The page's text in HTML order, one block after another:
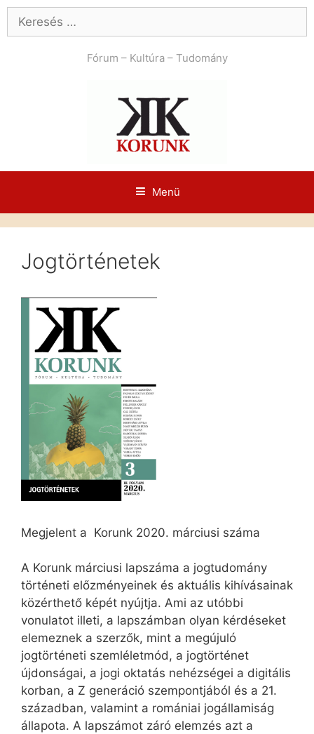
Kilépés
Keresés:
Fórum – Kultúra – Tudomány
Menü
Jogtörténetek
Megjelent a Korunk 2020. márciusi száma
A Korunk márciusi lapszáma a jogtudomány
történeti előzményeinek és aktuális kihívásainak
közérthető képét nyújtja. Ami az utóbbi
vonulatot illeti, a lapszámban olyan kérdéseket
elemeznek a szerzők, mint a megújuló
jogtörténeti szemléletmód, a jogtörténet
újdonságai, a jogi oktatás nehézségei a digitális
korban, a Z generáció szempontjából és a 21.
században, valamint a romániai jogállamiság
állapota. A lapszámot záró elemzés azt a